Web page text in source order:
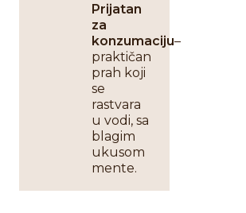
Prijatan
za
konzumaciju–
praktičan
prah koji
se
rastvara
u vodi, sa
blagim
ukusom
mente.